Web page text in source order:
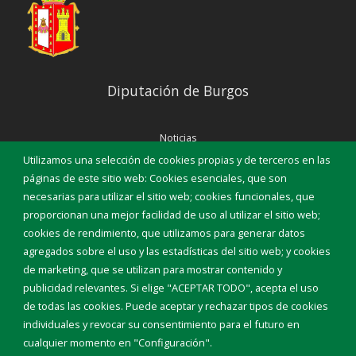
pueden facilitar las búsquedas. El código de la provincia de
Burgos es el '09' y el código del municipio de Rabanera del Pinar
es el '302'. Evolución de la población desde 1842 Población en
los últimos tres años en todos los nucleos poblacionales del
proporciona un servicio electrónico de acceso al Archivo de
archivo del municipio en el siguiente enlace: Archivo de
planeamiento urbanístico de Rabanera del Pinar
Utilizamos una selección de cookies propias y de terceros en las
páginas de este sitio web: Cookies esenciales, que son
necesarias para utilizar el sitio web; cookies funcionales, que
proporcionan una mejor facilidad de uso al utilizar el sitio web;
cookies de rendimiento, que utilizamos para generar datos
agregados sobre el uso y las estadísticas del sitio web; y cookies
de marketing, que se utilizan para mostrar contenido y
publicidad relevantes. Si elige "ACEPTAR TODO", acepta el uso
de todas las cookies. Puede aceptar y rechazar tipos de cookies
individuales y revocar su consentimiento para el futuro en
cualquier momento en "Configuración".
Diputación de Burgos
Noticias
Eventos
Corporación Municipal
Teléfonos de interés
INICIAR SESIÓN
MAPA WEB